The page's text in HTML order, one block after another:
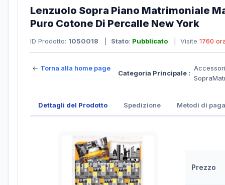
Lenzuolo Sopra Piano Matrimoniale
Puro Cotone Di Percalle New York
ID Prodotto: 1050018 Stato: Pubblicato | Visite 1760
← Torna alla home page
Categoria Principale :
Dettagli del Prodotto Spedizione Metodi di
Prezzo